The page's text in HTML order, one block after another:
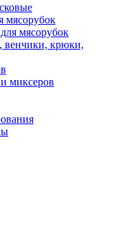
мясорубок
мясорубок
венчики, крюки,
миксеров